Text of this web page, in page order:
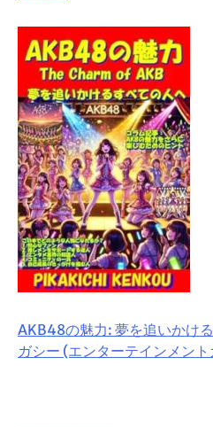
AKB48の魅力: 夢を追いかけ
ガシー (エンターテインメン